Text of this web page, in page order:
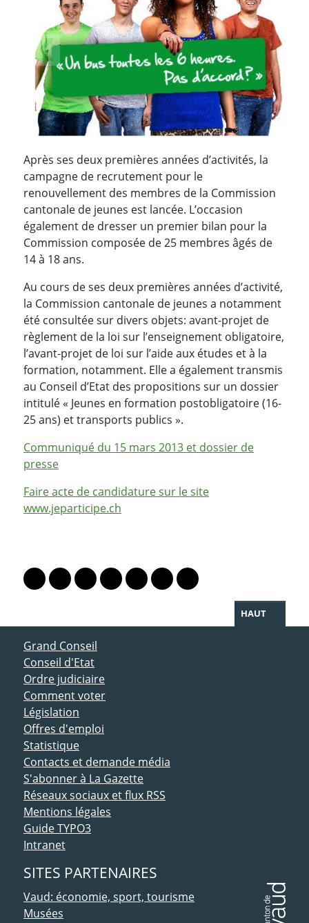
Après ses deux premières années d’activités, la
campagne de recrutement pour le
renouvellement des membres de la Commission
cantonale de jeunes est lancée. L’occasion
également de dresser un premier bilan pour la
Commission composée de 25 membres âgés de
14 à 18 ans.
Au cours de ses deux premières années d’activité,
la Commission cantonale de jeunes a notamment
été consultée sur divers objets: avant-projet de
règlement de la loi sur l’enseignement obligatoire,
l’avant-projet de loi sur l’aide aux études et à la
formation, notamment. Elle a également transmis
au Conseil d’Etat des propositions sur un dossier
intitulé « Jeunes en formation postobligatoire (16-
25 ans) et transports publics ».
Communiqué du 15 mars 2013 et dossier de
presse
Faire acte de candidature sur le site
www.jeparticipe.ch
Lien vers le profil Mastodon
Lien vers le profil Bluesky
Lien vers le profil Instagram
Lien vers le profil Linkedin
Lien vers le profil Facebook
Lien vers le profil Twitter
Partager par WhatsApp
HAUT
ACCÈS DIRECT
Grand Conseil
Conseil d'Etat
Ordre judiciaire
Comment voter
Législation
Offres d'emploi
Statistique
Contacts et demande média
S'abonner à La Gazette
Réseaux sociaux et flux RSS
Mentions légales
Guide TYPO3
Intranet
SITES PARTENAIRES
Vaud: économie, sport, tourisme
Musées